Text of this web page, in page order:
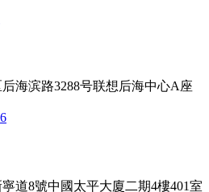
海滨路3288号联想后海中心A座
道8號中國太平大廈二期4樓401室